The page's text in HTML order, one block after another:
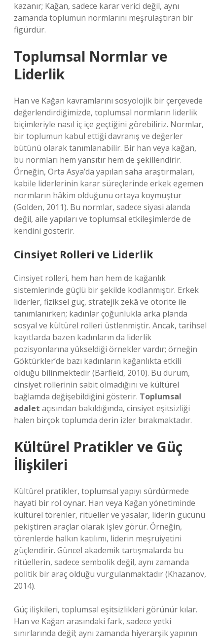
kazanır; Kağan, sadece karar verici değil, aynı
zamanda toplumun normlarını meşrulaştıran bir
figürdür.
Toplumsal Normlar ve
Liderlik
Han ve Kağan kavramlarını sosyolojik bir çerçevede
değerlendirdiğimizde, toplumsal normların liderlik
biçimleriyle nasıl iç içe geçtiğini görebiliriz. Normlar,
bir toplumun kabul ettiği davranış ve değerler
bütünü olarak tanımlanabilir. Bir han veya kağan,
bu normları hem yansıtır hem de şekillendirir.
Örneğin, Orta Asya’da yapılan saha araştırmaları,
kabile liderlerinin karar süreçlerinde erkek egemen
normların hâkim olduğunu ortaya koymuştur
(Golden, 2011). Bu normlar, sadece siyasi alanda
değil, aile yapıları ve toplumsal etkileşimlerde de
kendini gösterir.
Cinsiyet Rolleri ve Liderlik
Cinsiyet rolleri, hem han hem de kağanlık
sistemlerinde güçlü bir şekilde kodlanmıştır. Erkek
liderler, fiziksel güç, stratejik zekâ ve otorite ile
tanımlanırken; kadınlar çoğunlukla arka planda
sosyal ve kültürel rolleri üstlenmiştir. Ancak, tarihsel
kayıtlarda bazen kadınların da liderlik
pozisyonlarına yükseldiği örnekler vardır; örneğin
Göktürkler’de bazı kadınların kağanlıkta etkili
olduğu bilinmektedir (Barfield, 2010). Bu durum,
cinsiyet rollerinin sabit olmadığını ve kültürel
bağlamda değişebildiğini gösterir. Toplumsal
adalet açısından bakıldığında, cinsiyet eşitsizliği
halen birçok toplumda derin izler bırakmaktadır.
Kültürel Pratikler ve Güç
İlişkileri
Kültürel pratikler, toplumsal yapıyı sürdürmede
hayati bir rol oynar. Han veya Kağan yönetiminde
kültürel törenler, ritüeller ve yasalar, liderin gücünü
pekiştiren araçlar olarak işlev görür. Örneğin,
törenlerde halkın katılımı, liderin meşruiyetini
güçlendirir. Güncel akademik tartışmalarda bu
ritüellerin, sadece sembolik değil, aynı zamanda
politik bir araç olduğu vurgulanmaktadır (Khazanov,
2014).
Güç ilişkileri, toplumsal eşitsizlikleri görünür kılar.
Han ve Kağan arasındaki fark, sadece yetki
sınırlarında değil; aynı zamanda hiyerarşik yapının